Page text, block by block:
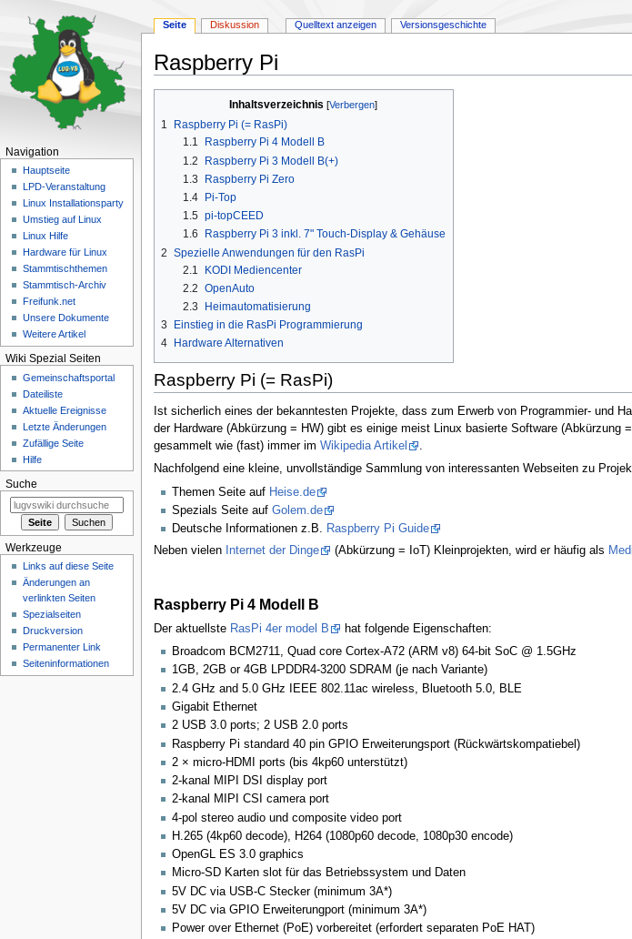
Raspberry Pi
springen
springen
Inhaltsverzeichnis
1
Raspberry Pi (= RasPi)
1.1
Raspberry Pi 4 Modell B
1.2
Raspberry Pi 3 Modell B(+)
1.3
Raspberry Pi Zero
1.4
Pi-Top
1.5 pi-topCEED
1.6
Raspberry Pi 3 inkl. 7" Touch-Display & Gehäuse
2 Spezielle Anwendungen für den RasPi
2.1
KODI Mediencenter
2.2 OpenAuto
2.3
Heimautomatisierung
3
Einstieg in die RasPi Programmierung
4
Hardware Alternativen
Raspberry Pi (= RasPi)
Ist sicherlich eines der bekanntesten Projekte, dass zum Erwerb von Programmier- und
der Hardware (Abkürzung = HW) gibt es einige meist Linux basierte Software (Abkürzung
gesammelt wie (fast) immer im Wikipedia Artikel
.
Nachfolgend eine kleine, unvollständige Sammlung von interessanten Webseiten zu
Themen Seite auf Heise.de
Spezials Seite auf Golem.de
Deutsche Informationen z.B. Raspberry Pi Guide
Neben vielen Internet der Dinge (Abkürzung = IoT) Kleinprojekten, wird er häufig als
Raspberry Pi 4 Modell B
Der aktuellste RasPi 4er model B
hat folgende Eigenschaften:
Broadcom BCM2711, Quad core Cortex-A72 (ARM v8) 64-bit SoC @ 1.5GHz
1GB, 2GB or 4GB LPDDR4-3200 SDRAM (je nach Variante)
2.4 GHz and 5.0 GHz IEEE 802.11ac wireless, Bluetooth 5.0, BLE
Gigabit Ethernet
2 USB 3.0 ports; 2 USB 2.0 ports
Raspberry Pi standard 40 pin GPIO Erweiterungsport (Rückwärtskompatiebel)
2 × micro-HDMI ports (bis 4kp60 unterstützt)
2-kanal MIPI DSI display port
2-kanal MIPI CSI camera port
4-pol stereo audio und composite video port
H.265 (4kp60 decode), H264 (1080p60 decode, 1080p30 encode)
OpenGL ES 3.0 graphics
Micro-SD Karten slot für das Betriebssystem und Daten
5V DC via USB-C Stecker (minimum 3A*)
5V DC via GPIO Erweiterungport (minimum 3A*)
Power over Ethernet (PoE) vorbereitet (erfordert separaten PoE HAT)
Seite Diskussion Quelltext anzeigen Versionsgeschichte
Navigation
Hauptseite
LPD-Veranstaltung
Linux Installationsparty
Umstieg auf Linux
Linux Hilfe
Hardware für Linux
Stammtischthemen
Stammtisch-Archiv
Freifunk.net
Unsere Dokumente
Weitere Artikel
Wiki Spezial Seiten
Gemeinschafts­portal
Dateiliste
Aktuelle Ereignisse
Letzte Änderungen
Zufällige Seite
Hilfe
Suche
Werkzeuge
Links auf diese Seite
Änderungen an
verlinkten Seiten
Spezialseiten
Druckversion
Permanenter Link
Seiten­informationen